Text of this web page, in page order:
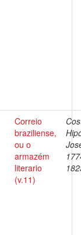
Correio
braziliense,
ou o
armazém
literario
(v.11)